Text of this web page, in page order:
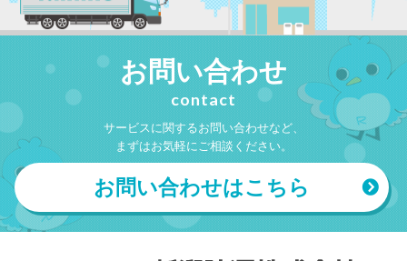
お問い合わせ
contact
サービスに関するお問い合わせなど、
まずはお気軽にご相談ください。
お問い合わせはこちら